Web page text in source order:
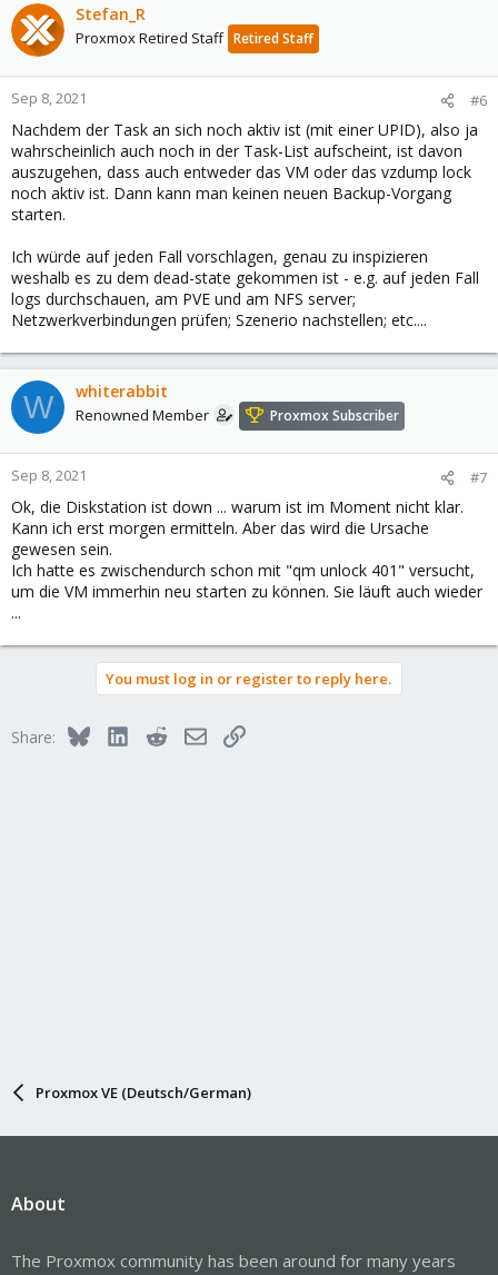
Stefan_R
Proxmox Retired Staff Retired Staff
Sep 8, 2021 #6
Nachdem der Task an sich noch aktiv ist (mit einer UPID), also ja
wahrscheinlich auch noch in der Task-List aufscheint, ist davon
auszugehen, dass auch entweder das VM oder das vzdump lock
noch aktiv ist. Dann kann man keinen neuen Backup-Vorgang
starten.
Ich würde auf jeden Fall vorschlagen, genau zu inspizieren
weshalb es zu dem dead-state gekommen ist - e.g. auf jeden Fall
logs durchschauen, am PVE und am NFS server;
Netzwerkverbindungen prüfen; Szenerio nachstellen; etc....
W whiterabbit
Renowned Member Proxmox Subscriber
Sep 8, 2021 #7
Ok, die Diskstation ist down ... warum ist im Moment nicht klar.
Kann ich erst morgen ermitteln. Aber das wird die Ursache
gewesen sein.
Ich hatte es zwischendurch schon mit "qm unlock 401" versucht,
um die VM immerhin neu starten zu können. Sie läuft auch wieder
...
You must log in or register to reply here.
Share: BlueskyLinkedInRedditEmailLink
Proxmox VE (Deutsch/German)
About
The Proxmox community has been around for many years